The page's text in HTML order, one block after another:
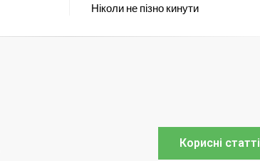
Ніколи не пізно кинути
Корисні статті